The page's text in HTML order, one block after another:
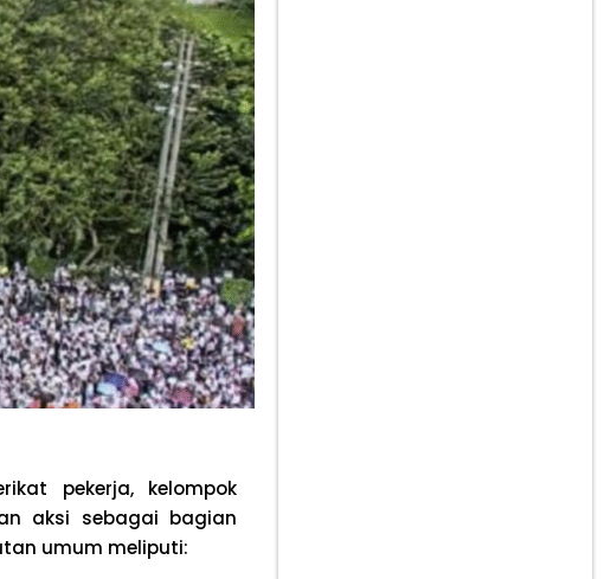
pekerja, kelompok
aksi sebagai bagian
umum meliputi: